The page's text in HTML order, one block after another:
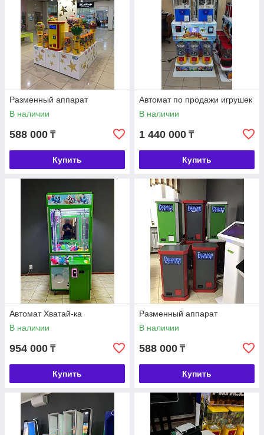
Разменный аппарат
В наличии
588 000 ₸
Купить
Автомат по продажи игрушек
В наличии
1 440 000 ₸
Купить
Автомат Хватай-ка
В наличии
954 000 ₸
Купить
Разменный аппарат
В наличии
588 000 ₸
Купить